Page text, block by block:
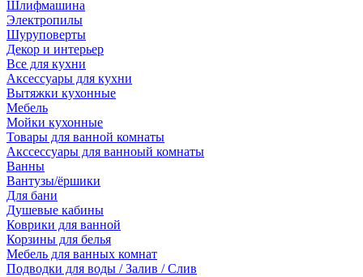
Шлифмашина
Электропилы
Шуруповерты
Декор и интерьер
Все для кухни
Аксессуары для кухни
Вытяжки кухонные
Мебель
Мойки кухонные
Товары для ванной комнаты
Акссессуары для ванноый комнаты
Ванны
Вантузы/ёршики
Для бани
Душевые кабины
Коврики для ванной
Корзины для белья
Мебель для ванных комнат
Подводки для воды / Залив / Слив